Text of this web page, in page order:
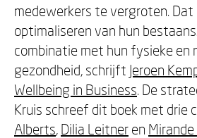
medewerkers te vergroten. Dat
optimaliseren van hun
combinatie met hun fysieke en
gezondheid, schrijft Jeroen
Wellbeing in Business. De
Kruis schreef dit boek met drie
Alberts, Dilia Leitner en